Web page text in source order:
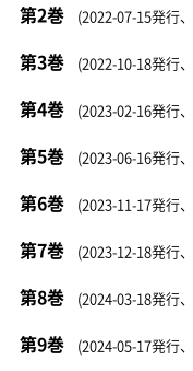
第2巻 (2022-07-15発行、
第3巻 (2022-10-18発行、
第4巻 (2023-02-16発行、
第5巻 (2023-06-16発行、
第6巻 (2023-11-17発行、
第7巻 (2023-12-18発行、
第8巻 (2024-03-18発行、
第9巻 (2024-05-17発行、